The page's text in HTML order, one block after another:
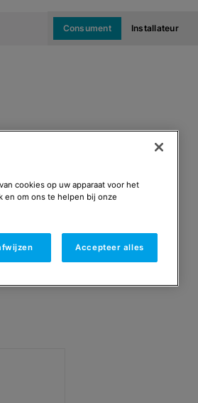
Consument Installateur
cookies op uw apparaat voor het
en om ons te helpen bij onze
Accepteer alles